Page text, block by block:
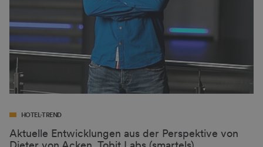
HOTEL-TREND
Aktuelle Entwicklungen aus der Perspektive von